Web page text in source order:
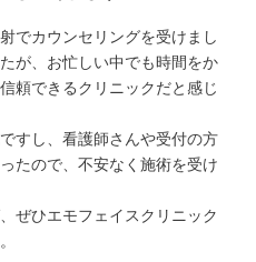
でカウンセリングを受けまし
が、お忙しい中でも時間をか
頼できるクリニックだと感じ
すし、看護師さんや受付の方
たので、不安なく施術を受け
ぜひエモフェイスクリニック